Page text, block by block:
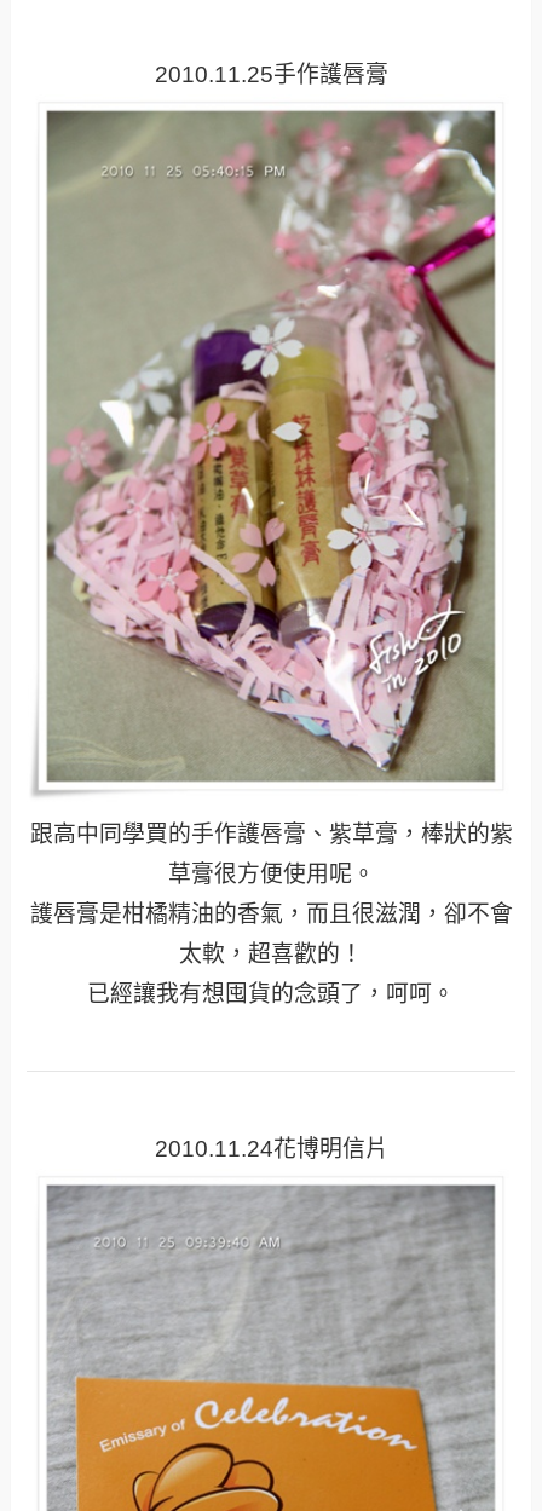
2010.11.25手作護唇膏
跟高中同學買的手作護唇膏、紫草膏，棒狀的紫
草膏很方便使用呢。
護唇膏是柑橘精油的香氣，而且很滋潤，卻不會
太軟，超喜歡的！
已經讓我有想囤貨的念頭了，呵呵。
2010.11.24花博明信片